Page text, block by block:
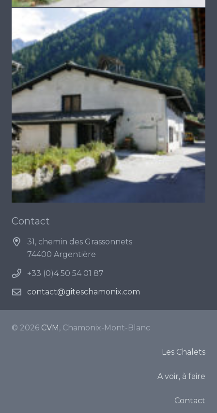
Contact
31, chemin des Grassonnets
74400 Argentière
+33 (0)4 50 54 01 87
contact@giteschamonix.com
© 2026 CVM , Chamonix-Mont-Blanc
Les Chalets
A voir, à faire
Contact